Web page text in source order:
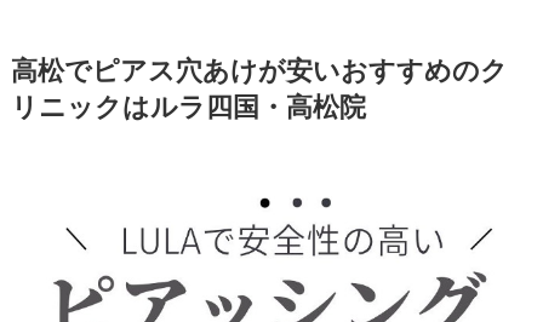
高松でピアス穴あけが安いおすすめのク
リニックはルラ四国・高松院